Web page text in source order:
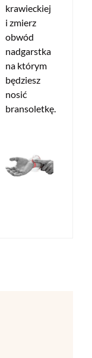
krawieckiej
i zmierz
obwód
nadgarstka
na którym
będziesz
nosić
bransoletkę.